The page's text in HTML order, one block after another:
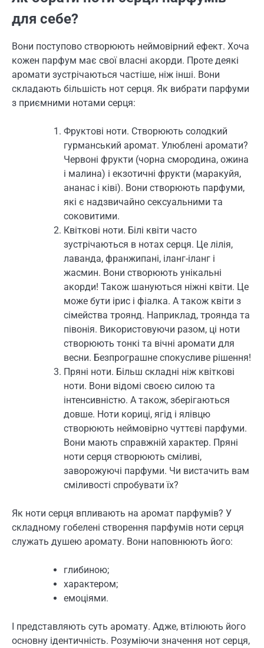
для себе?
Вони поступово створюють неймовірний ефект. Хоча
кожен парфум має свої власні акорди. Проте деякі
аромати зустрічаються частіше, ніж інші. Вони
складають більшість нот серця. Як вибрати парфуми
з приємними нотами серця:
Фруктові ноти. Створюють солодкий
гурманський аромат. Улюблені аромати?
Червоні фрукти (чорна смородина, ожина
і малина) і екзотичні фрукти (маракуйя,
ананас і ківі). Вони створюють парфуми,
які є надзвичайно сексуальними та
соковитими.
Квіткові ноти. Білі квіти часто
зустрічаються в нотах серця. Це лілія,
лаванда, франжипані, іланг-іланг і
жасмин. Вони створюють унікальні
акорди! Також шануються ніжні квіти. Це
може бути ірис і фіалка. А також квіти з
сімейства троянд. Наприклад, троянда та
півонія. Використовуючи разом, ці ноти
створюють тонкі та вічні аромати для
весни. Безпрограшне спокусливе рішення!
Пряні ноти. Більш складні ніж квіткові
ноти. Вони відомі своєю силою та
інтенсивністю. А також, зберігаються
довше. Ноти кориці, ягід і ялівцю
створюють неймовірно чуттєві парфуми.
Вони мають справжній характер. Пряні
ноти серця створюють сміливі,
заворожуючі парфуми. Чи вистачить вам
сміливості спробувати їх?
Як ноти серця впливають на аромат парфумів? У
складному гобелені створення парфумів ноти серця
служать душею аромату. Вони наповнюють його:
глибиною;
характером;
емоціями.
І представляють суть аромату. Адже, втілюють його
основну ідентичність. Розуміючи значення нот серця,